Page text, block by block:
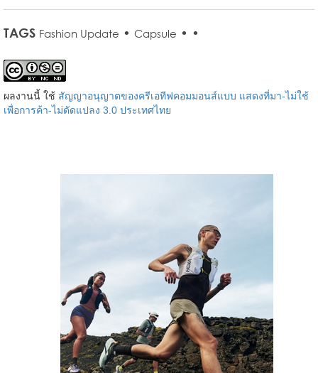
TAGS Fashion Update • Capsule • •
ผลงานนี้ ใช้ สัญญาอนุญาตของครีเอทีฟคอมมอนส์แบบ แสดงที่มา-ไม่ใช้
เพื่อการค้า-ไม่ดัดแปลง 3.0 ประเทศไทย